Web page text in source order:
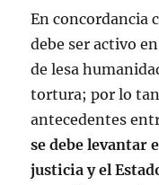
En concordancia
debe ser activo
de lesa
tortura; por lo
antecedentes
se debe levantar
justicia y el